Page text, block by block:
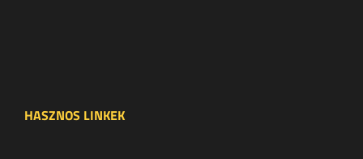
HASZNOS LINKEK